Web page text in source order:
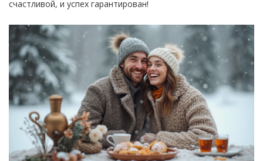
счастливой, и успех гарантирован!